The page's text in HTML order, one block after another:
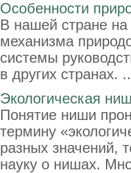
Особенности
В нашей стране на
механизма
системы
в других странах.
Экологическая
Понятие ниши
термину
разных значений,
науку о нишах.